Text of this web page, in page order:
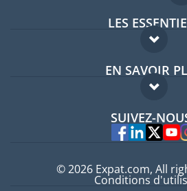
LES
Forum
Guides pays
EN SAVOIR
FAQ
Experts
SUIVEZ-
© 2026 Expat.com, All
Conditions